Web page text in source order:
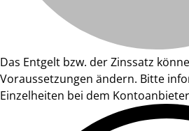
Das Entgelt bzw. der Zinssatz
Voraussetzungen ändern. Bitte
Einzelheiten bei dem